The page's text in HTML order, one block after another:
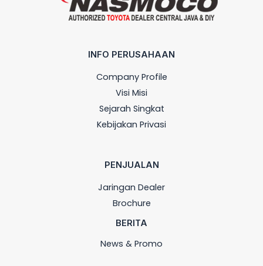
INFO PERUSAHAAN
Company Profile
Visi Misi
Sejarah Singkat
Kebijakan Privasi
PENJUALAN
Jaringan Dealer
Brochure
BERITA
News & Promo